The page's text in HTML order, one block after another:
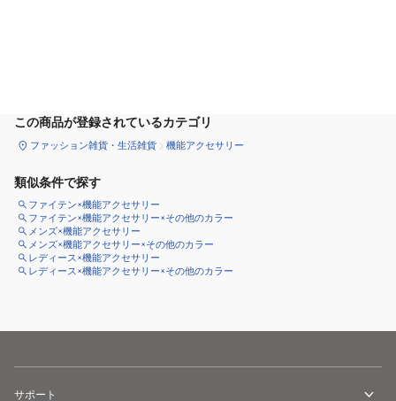
この商品が登録されているカテゴリ
ファッション雑貨・生活雑貨 機能アクセサリー
類似条件で探す
ファイテン×機能アクセサリー
ファイテン×機能アクセサリー×その他のカラー
メンズ×機能アクセサリー
メンズ×機能アクセサリー×その他のカラー
レディース×機能アクセサリー
レディース×機能アクセサリー×その他のカラー
サポート